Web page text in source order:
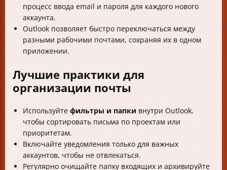
процесс ввода email и пароля для каждого нового
аккаунта.
Outlook позволяет быстро переключаться между
разными рабочими почтами, сохраняя их в одном
приложении.
Лучшие практики для
организации почты
Используйте фильтры и папки внутри Outlook,
чтобы сортировать письма по проектам или
приоритетам.
Включайте уведомления только для важных
аккаунтов, чтобы не отвлекаться.
Регулярно очищайте папку входящих и архивируйте